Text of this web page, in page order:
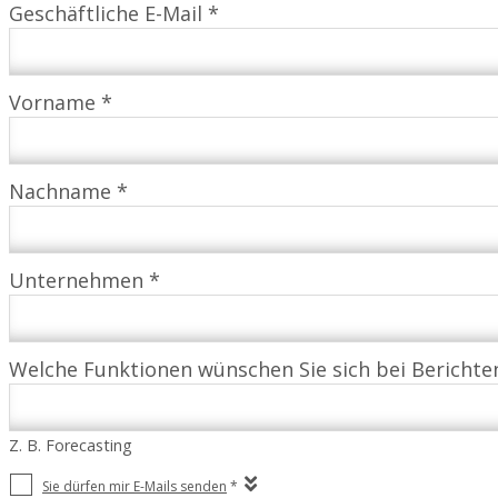
Geschäftliche E-Mail *
Vorname *
Nachname *
Unternehmen *
Welche Funktionen wünschen Sie sich bei
Z. B. Forecasting
Sie dürfen mir E-Mails senden *